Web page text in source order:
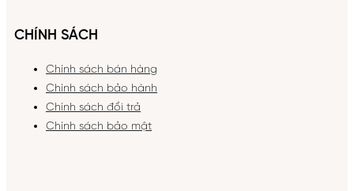
CHÍNH SÁCH
Chính sách bán hàng
Chính sách bảo hành
Chính sách đổi trả
Chính sách bảo mật